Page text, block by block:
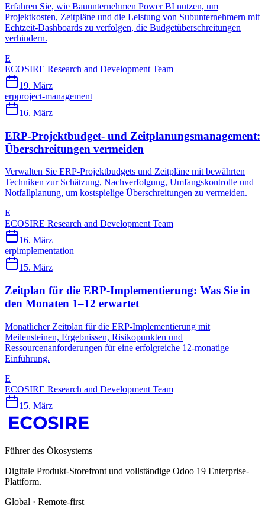
Erfahren Sie, wie Bauunternehmen Power BI nutzen, um
Projektkosten, Zeitpläne und die Leistung von Subunternehmern mit
Echtzeit-Dashboards zu verfolgen, die Budgetüberschreitungen
verhindern.
E
ECOSIRE Research and Development Team
19. März
erpproject-management
16. März
ERP-Projektbudget- und Zeitplanungsmanagement:
Überschreitungen vermeiden
Verwalten Sie ERP-Projektbudgets und Zeitpläne mit bewährten
Techniken zur Schätzung, Nachverfolgung, Umfangskontrolle und
Notfallplanung, um kostspielige Überschreitungen zu vermeiden.
E
ECOSIRE Research and Development Team
16. März
erpimplementation
15. März
Zeitplan für die ERP-Implementierung: Was Sie in
den Monaten 1–12 erwartet
Monatlicher Zeitplan für die ERP-Implementierung mit
Meilensteinen, Ergebnissen, Risikopunkten und
Ressourcenanforderungen für eine erfolgreiche 12-monatige
Einführung.
E
ECOSIRE Research and Development Team
15. März
Führer des Ökosystems
Digitale Produkt-Storefront und vollständige Odoo 19 Enterprise-
Plattform.
Global · Remote-first